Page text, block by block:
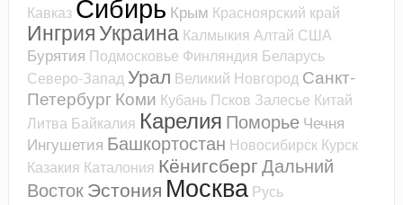
Кавказ Сибирь Крым Красноярский край
ИнгрияУкраина Калмыкия Алтай США
Бурятия Подмосковье Финляндия Беларусь
Северо-Запад Урал Великий Новгород Санкт-
Петербург Коми Кубань Псков Залесье Китай
Литва Байкалия Карелия Поморье Чечня
Ингушетия Башкортостан Новосибирск Курск
Казакия Каталония КёнигсбергДальний
ВостокЭстония Москва Русь